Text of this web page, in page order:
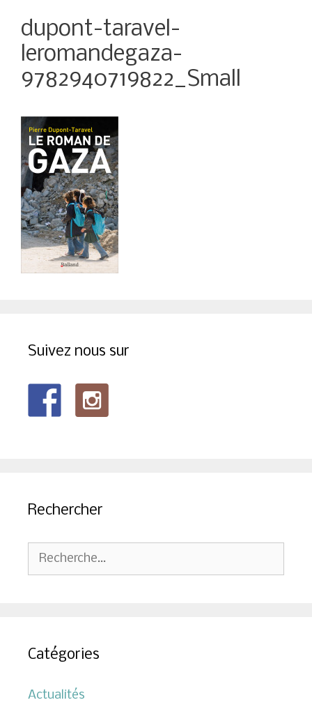
dupont-taravel-
leromandegaza-
9782940719822_Small
Suivez nous sur
Rechercher
Rechercher :
Catégories
Actualités